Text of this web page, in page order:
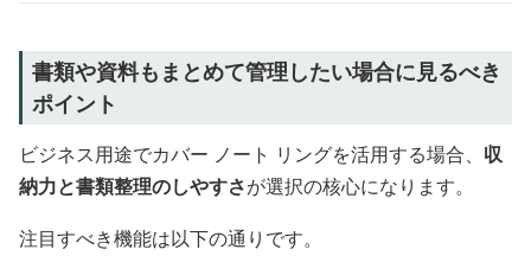
書類や資料もまとめて管理したい場合に見るべき
ポイント
ビジネス用途でカバー ノート リングを活用する場合、 収
納力と書類整理のしやすさが選択の核心になります。
注目すべき機能は以下の通りです。